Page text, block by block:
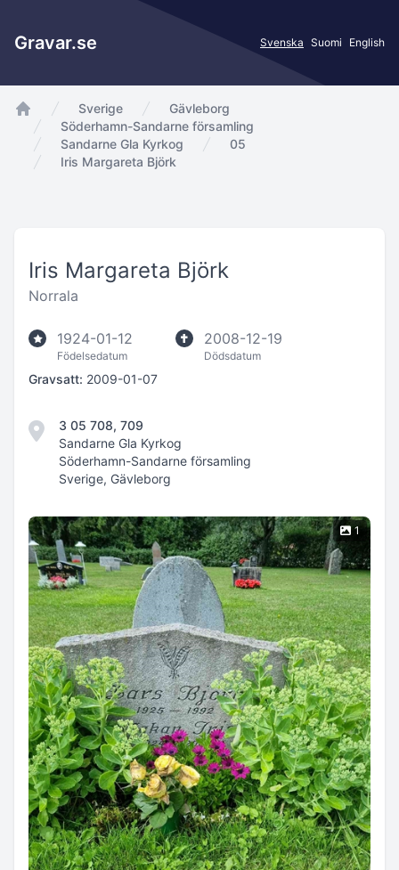
Gravar.se Svenska Suomi English
app.Start
Sverige
Gävleborg
Söderhamn-Sandarne församling
Sandarne Gla Kyrkog
05
Iris Margareta Björk
Iris Margareta Björk
Norrala
1924-01-12
Födelsedatum
2008-12-19
Dödsdatum
Gravsatt: 2009-01-07
3 05 708, 709
Sandarne Gla Kyrkog
Söderhamn-Sandarne församling
Sverige, Gävleborg
1